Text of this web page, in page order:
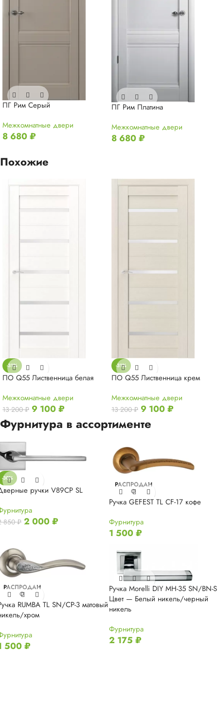
ПГ Рим Серый
Межкомнатные двери
8 680₽
ПГ Рим Платина
Межкомнатные двери
8 680₽
Похожие
-31%
ПО Q55 Лиственница белая
Межкомнатные двери
13 200₽ 9 100₽
-31%
ПО Q55 Лиственница крем
Межкомнатные двери
13 200₽ 9 100₽
Фурнитура в ассортименте
-30%
ручки V89CP SL
850₽ 2 000₽
РАСПРОДАН
О
Ручка GEFEST TL CF-17 кофе
Фурнитура
1 500₽
РАСПРОДАН
О
RUMBA TL SN/CP-3 матовый
хром
500₽
Ручка Morelli DIY MH-35 SN/BN-S
Цвет — Белый никель/черный
никель
Фурнитура
2 175 ₽